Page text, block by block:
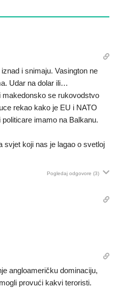
i snimaju. Vasington ne
Udar na dolar ili…
makedonsko se rukovodstvo
rekao kako je EU i NATO
imamo na Balkanu.
svjet koji nas je lagao o svetloj
Pogledaj odgovore (3)
angloameričku dominaciju,
provući kakvi teroristi.